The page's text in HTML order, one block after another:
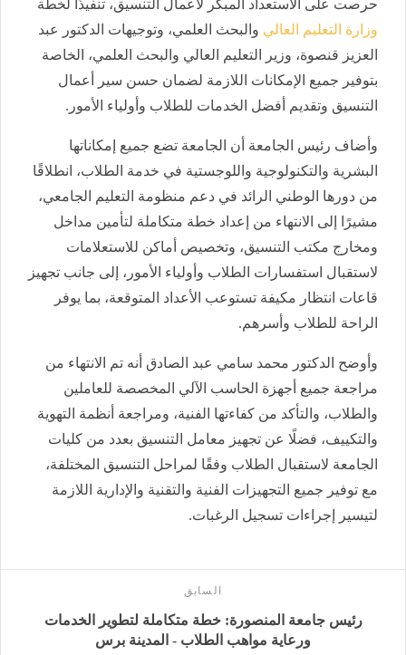
حرصت على الاستعداد المبكر لأعمال التنسيق، تنفيذًا لخطة
وزارة التعليم العالي والبحث العلمي، وتوجيهات الدكتور عبد
العزيز قنصوة، وزير التعليم العالي والبحث العلمي، الخاصة
بتوفير جميع الإمكانات اللازمة لضمان حسن سير أعمال
التنسيق وتقديم أفضل الخدمات للطلاب وأولياء الأمور.
وأضاف رئيس الجامعة أن الجامعة تضع جميع إمكاناتها
البشرية والتكنولوجية واللوجستية في خدمة الطلاب، انطلاقًا
من دورها الوطني الرائد في دعم منظومة التعليم الجامعي،
مشيرًا إلى الانتهاء من إعداد خطة متكاملة لتأمين مداخل
ومخارج مكتب التنسيق، وتخصيص أماكن للاستعلامات
لاستقبال استفسارات الطلاب وأولياء الأمور، إلى جانب تجهيز
قاعات انتظار مكيفة تستوعب الأعداد المتوقعة، بما يوفر
الراحة للطلاب وأسرهم.
وأوضح الدكتور محمد سامي عبد الصادق أنه تم الانتهاء من
مراجعة جميع أجهزة الحاسب الآلي المخصصة للعاملين
والطلاب، والتأكد من كفاءتها الفنية، ومراجعة أنظمة التهوية
والتكييف، فضلًا عن تجهيز معامل التنسيق بعدد من كليات
الجامعة لاستقبال الطلاب وفقًا لمراحل التنسيق المختلفة،
مع توفير جميع التجهيزات الفنية والتقنية والإدارية اللازمة
لتيسير إجراءات تسجيل الرغبات.
السابق
رئيس جامعة المنصورة: خطة متكاملة لتطوير الخدمات
ورعاية مواهب الطلاب - المدينة برس